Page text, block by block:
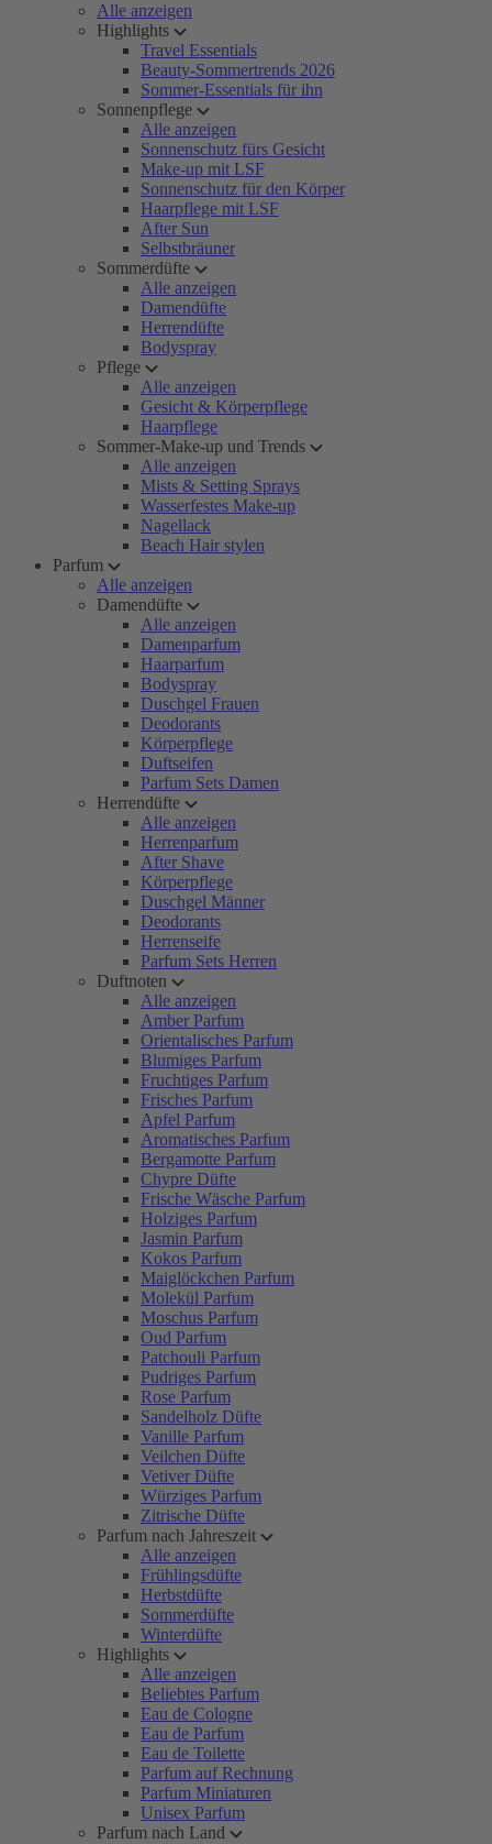
Alle anzeigen
Highlights
Travel Essentials
Beauty-Sommertrends 2026
Sommer-Essentials für ihn
Sonnenpflege
Alle anzeigen
Sonnenschutz fürs Gesicht
Make-up mit LSF
Sonnenschutz für den Körper
Haarpflege mit LSF
After Sun
Selbstbräuner
Sommerdüfte
Alle anzeigen
Damendüfte
Herrendüfte
Bodyspray
Pflege
Alle anzeigen
Gesicht & Körperpflege
Haarpflege
Sommer-Make-up und Trends
Alle anzeigen
Mists & Setting Sprays
Wasserfestes Make-up
Nagellack
Beach Hair stylen
Parfum
Alle anzeigen
Damendüfte
Alle anzeigen
Damenparfum
Haarparfum
Bodyspray
Duschgel Frauen
Deodorants
Körperpflege
Duftseifen
Parfum Sets Damen
Herrendüfte
Alle anzeigen
Herrenparfum
After Shave
Körperpflege
Duschgel Männer
Deodorants
Herrenseife
Parfum Sets Herren
Duftnoten
Alle anzeigen
Amber Parfum
Orientalisches Parfum
Blumiges Parfum
Fruchtiges Parfum
Frisches Parfum
Apfel Parfum
Aromatisches Parfum
Bergamotte Parfum
Chypre Düfte
Frische Wäsche Parfum
Holziges Parfum
Jasmin Parfum
Kokos Parfum
Maiglöckchen Parfum
Molekül Parfum
Moschus Parfum
Oud Parfum
Patchouli Parfum
Pudriges Parfum
Rose Parfum
Sandelholz Düfte
Vanille Parfum
Veilchen Düfte
Vetiver Düfte
Würziges Parfum
Zitrische Düfte
Parfum nach Jahreszeit
Alle anzeigen
Frühlingsdüfte
Herbstdüfte
Sommerdüfte
Winterdüfte
Highlights
Alle anzeigen
Beliebtes Parfum
Eau de Cologne
Eau de Parfum
Eau de Toilette
Parfum auf Rechnung
Parfum Miniaturen
Unisex Parfum
Parfum nach Land